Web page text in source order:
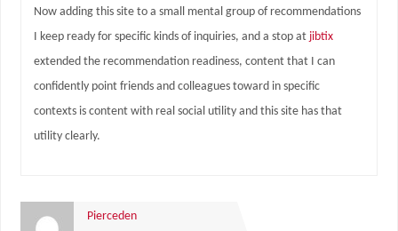
Now adding this site to a small mental group of recommendations
I keep ready for specific kinds of inquiries, and a stop at jibtix
extended the recommendation readiness, content that I can
confidently point friends and colleagues toward in specific
contexts is content with real social utility and this site has that
utility clearly.
Pierceden